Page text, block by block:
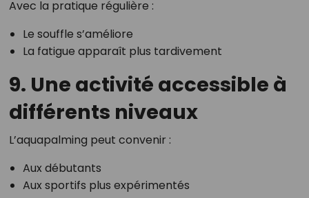
Avec la pratique régulière :
Le souffle s’améliore
La fatigue apparaît plus tardivement
9. Une activité accessible à
différents niveaux
L’aquapalming peut convenir :
Aux débutants
Aux sportifs plus expérimentés